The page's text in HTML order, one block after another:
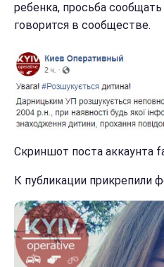
ребенка, просьба
говорится в сообществе.
Скриншот поста аккаунта
К публикации прикрепили